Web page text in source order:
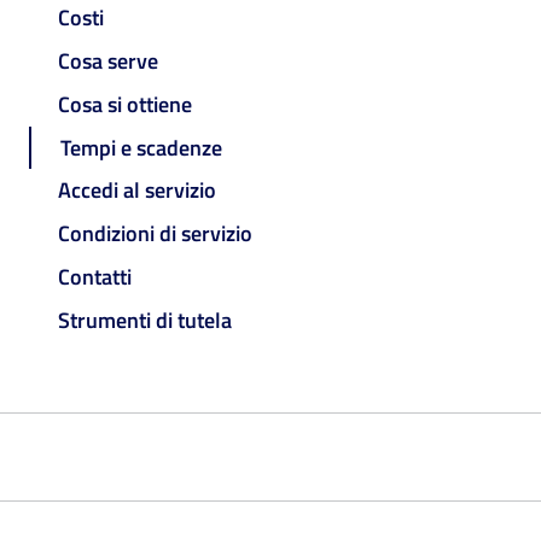
Costi
Cosa serve
Cosa si ottiene
Tempi e scadenze
Accedi al servizio
Condizioni di servizio
Contatti
Strumenti di tutela